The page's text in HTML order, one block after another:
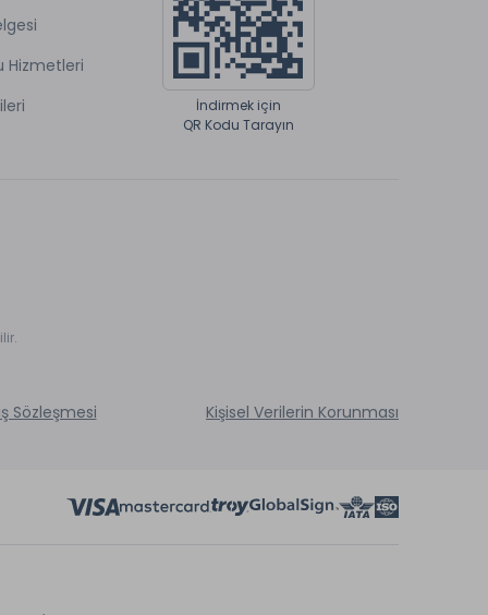
Hizmetleri
İndirmek için
QR Kodu Tarayın
Sözleşmesi Kişisel Verilerin Korunması